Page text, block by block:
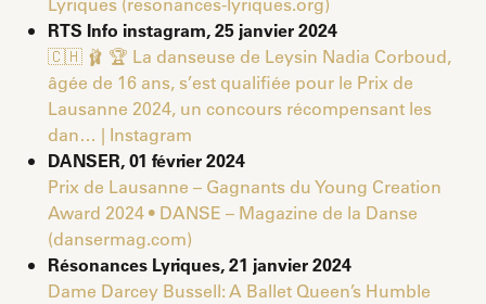
RTS Info instagram, 25 janvier 2024
🇨🇭 🩰 🏆 La danseuse de Leysin Nadia Corboud,
âgée de 16 ans, s’est qualifiée pour le Prix de
Lausanne 2024, un concours récompensant les
dan… | Instagram
DANSER, 01 février 2024
Prix de Lausanne – Gagnants du Young Creation
Award 2024 • DANSE – Magazine de la Danse
(dansermag.com)
Résonances Lyriques, 21 janvier 2024
Dame Darcey Bussell: A Ballet Queen’s Humble